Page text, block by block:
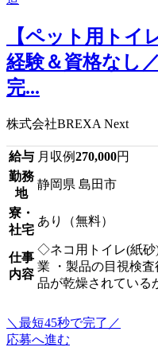
【ペット用トイ
経験＆資格なし
完...
株式会社BREXA Next
給与 月収例270,000円
勤務
地
静岡県 島田市
寮・
社宅
あり（無料）
仕事
内容
◇ネコ用トイレ(紙
業 ・製品の目視検
品が乾燥されている
＼最短45秒で完了／
応募へ進む